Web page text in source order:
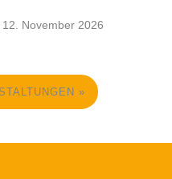
12. November 2026
»